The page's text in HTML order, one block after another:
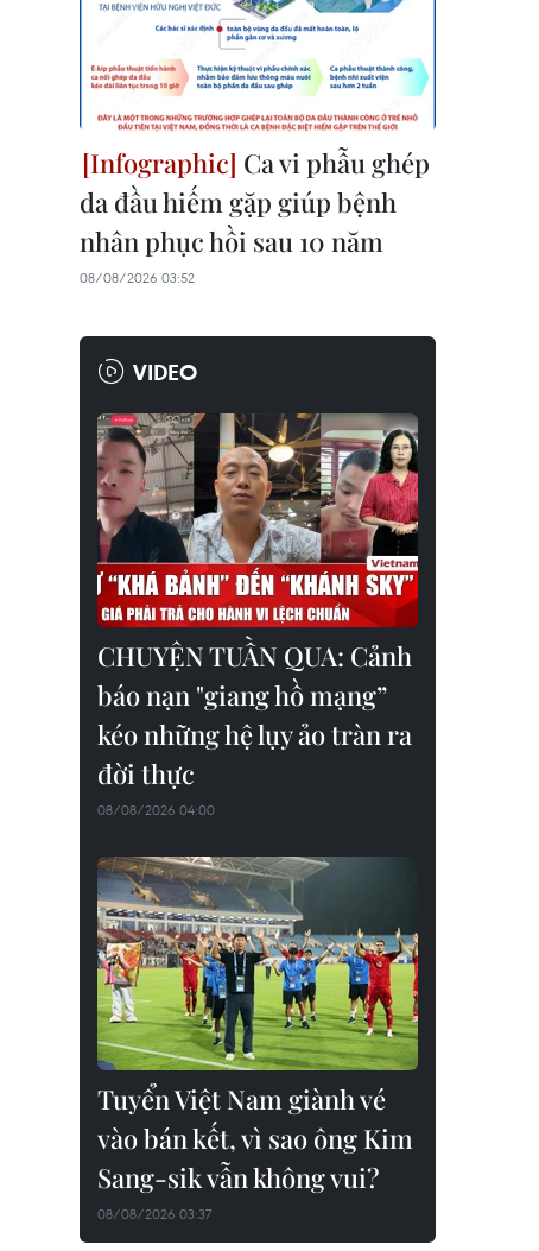
Ca vi phẫu ghép
da đầu hiếm gặp giúp bệnh
nhân phục hồi sau 10 năm
08/08/2026 03:52
VIDEO
CHUYỆN TUẦN QUA: Cảnh
báo nạn "giang hồ mạng”
kéo những hệ lụy ảo tràn ra
đời thực
08/08/2026 04:00
Tuyển Việt Nam giành vé
vào bán kết, vì sao ông Kim
Sang-sik vẫn không vui?
08/08/2026 03:37